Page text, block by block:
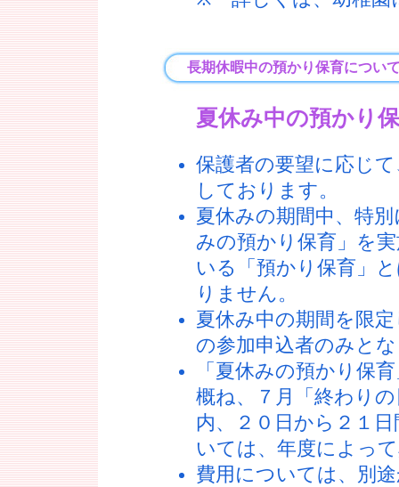
長期休暇中の預かり保育につい
夏休み中の預かり
保護者の要望に応じ
しております。
夏休みの期間中、特
みの預かり保育」を
いる「預かり保育」
りません。
夏休み中の期間を限
の参加申込者のみと
「夏休みの預か
概ね、７月「終わり
内、２０日から２１
いては、年度によっ
費用については、別